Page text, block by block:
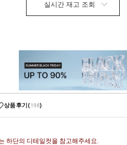
실시간 재고 조회
상품후기(198)
하단의 디테일컷을 참고해주세요.